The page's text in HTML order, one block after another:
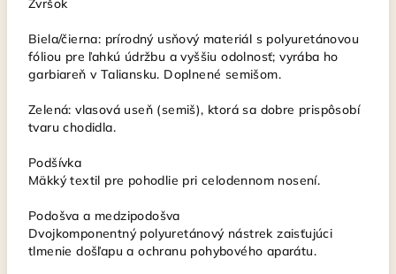
Zvršok
Biela/čierna: prírodný usňový materiál s polyuretánovou
fóliou pre ľahkú údržbu a vyššiu odolnosť; vyrába ho
garbiareň v Taliansku. Doplnené semišom.
Zelená: vlasová useň (semiš), ktorá sa dobre prispôsobí
tvaru chodidla.
Podšívka
Mäkký textil pre pohodlie pri celodennom nosení.
Podošva a medzipodošva
Dvojkomponentný polyuretánový nástrek zaisťujúci
tlmenie došľapu a ochranu pohybového aparátu.